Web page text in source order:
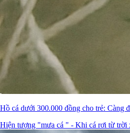
Hồ cá dưới 300.000 đồng cho trẻ: Càng
Hiện tượng "mưa cá " - Khi cá rơi từ trời